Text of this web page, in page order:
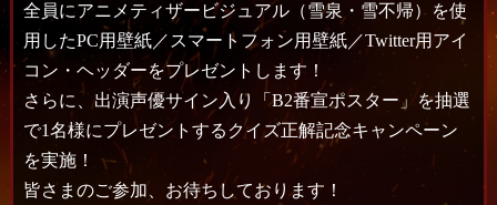
全員にアニメティザービジュアル（雪泉・雪不帰）を使
用したPC用壁紙／スマートフォン用壁紙／Twitter用アイ
コン・ヘッダーをプレゼントします！
さらに、出演声優サイン入り「B2番宣ポスター」を抽選
で1名様にプレゼントするクイズ正解記念キャンペーン
を実施！
皆さまのご参加、お待ちしております！